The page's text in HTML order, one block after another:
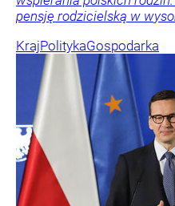
pensję rodzicielską w
KrajPolitykaGospodarka